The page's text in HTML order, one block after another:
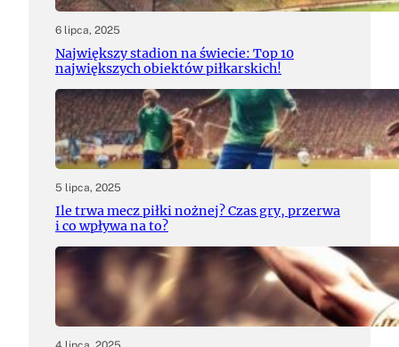
6 lipca, 2025
Największy stadion na świecie: Top 10
największych obiektów piłkarskich!
5 lipca, 2025
Ile trwa mecz piłki nożnej? Czas gry, przerwa
i co wpływa na to?